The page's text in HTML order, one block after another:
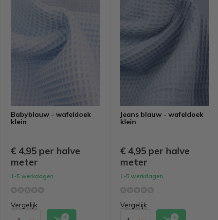
Babyblauw - wafeldoek
klein
€ 4,95 per halve
meter
1-5 werkdagen
Vergelijk
Jeans blauw - wafeldoek
klein
€ 4,95 per halve
meter
1-5 werkdagen
Vergelijk